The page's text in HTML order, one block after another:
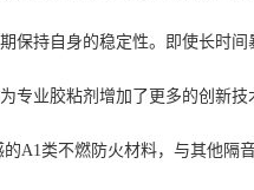
保持自身的稳定性。即使长时间
专业胶粘剂增加了更多的创新技
类不燃防火材料，与其他隔音